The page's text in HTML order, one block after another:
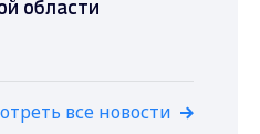
области
все новости